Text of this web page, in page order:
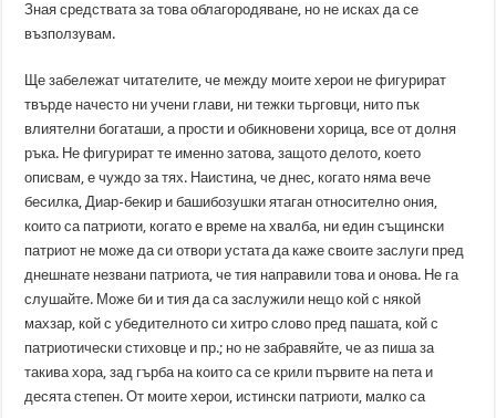
Зная средствата за това облагородяване, но не исках да се
възползувам.
Ще забележат читателите, че между моите херои не фигурират
твърде начесто ни учени глави, ни тежки тьрговци, нито пък
влиятелни богаташи, а прости и обикновени хорица, все от долня
ръка. Не фигурират те именно затова, защото делото, което
описвам, е чуждо за тях. Наистина, че днес, когато няма вече
бесилка, Диар-бекир и башибозушки ятаган относително ония,
които са патриоти, когато е време на хвалба, ни един същински
патриот не може да си отвори устата да каже своите заслуги пред
днешнате незвани патриота, че тия направили това и онова. Не га
слушайте. Може би и тия да са заслужили нещо кой с някой
махзар, кой с убедителното си хитро слово пред пашата, кой с
патриотически стиховце и пр.; но не забравяйте, че аз пиша за
такива хора, зад гърба на които са се крили първите на пета и
десята степен. От моите херои, истински патриоти, малко са